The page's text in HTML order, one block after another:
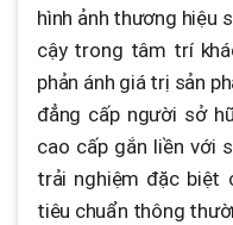
hình ảnh thương hiệu
cậy trong tâm trí
phản ánh giá trị sản
đẳng cấp người sở
cao cấp gắn liền với
trải nghiệm đặc biệt
tiêu chuẩn thông